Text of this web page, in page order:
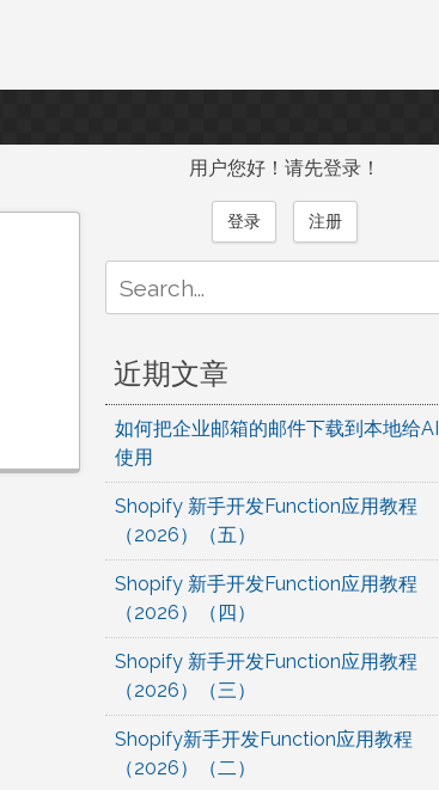
用户您好！请先登录！
登录 注册
for:
近期文章
如何把企业邮箱的邮件下载到本地给AI
使用
Shopify 新手开发Function应用教程
（2026）（五）
Shopify 新手开发Function应用教程
（2026）（四）
Shopify 新手开发Function应用教程
（2026）（三）
Shopify新手开发Function应用教程
（2026）（二）